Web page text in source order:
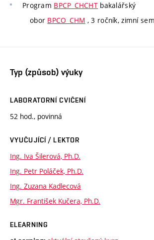
Program BPCP_CHCHT bakalářský
obor BPCO_CHM , 3 ročník, zimní
Typ (způsob) výuky
LABORATORNÍ CVIČENÍ
52 hod., povinná
VYUČUJÍCÍ / LEKTOR
Ing. Iva Šilerová, Ph.D.
Ing. Petr Poláček, Ph.D.
Ing. Zuzana Kadlecová
Mgr. František Kučera, Ph.D.
ELEARNING